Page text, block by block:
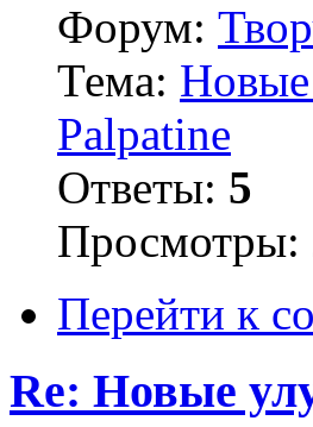
Форум:
Тема:
Palpatine
Ответы: 5
Просмотры:
Перейти к
Re: Новые